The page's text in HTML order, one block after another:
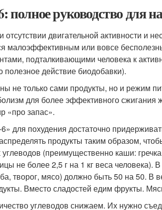
полное руководство для
двигательной активности и
малоэффективным или вовсе
подталкивающими человека к
полезное действие биодобавки).
не только сами продукты, но и режим
для более эффективного сжигания
«про запас».
для похудения достаточно
продукты таким образом,
(преимущественно каши:
не более 2,5 г на 1 кг веса
творог, мясо) должно быть 50 на 50. В
Вместо сладостей едим фрукты.
углеводов снижаем. Их нужно